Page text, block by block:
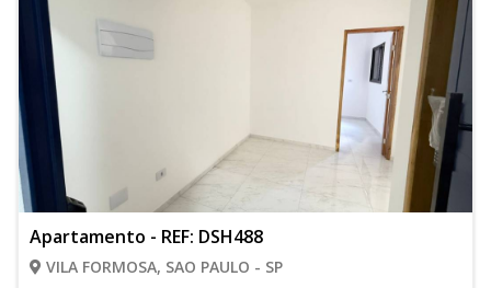
Apartamento - REF: DSH488
VILA FORMOSA, SAO PAULO - SP